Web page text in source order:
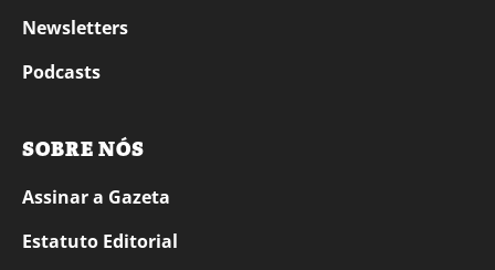
Newsletters
Podcasts
SOBRE NÓS
Assinar a Gazeta
Estatuto Editorial